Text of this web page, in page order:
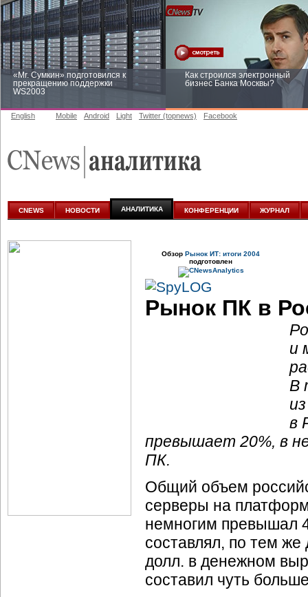
«Mr. Сумкин» подготовился к
прекращению поддержки
WS2003
Как строился электронный
бизнес Банка Москвы?
аналитике
English Mobile Android Light Twitter (topnews) Facebook
CNEWS НОВОСТИ АНАЛИТИКА КОНФЕРЕНЦИИ ЖУРНАЛ
Обзор Рынок ИТ: итоги 2004
подготовлен
Рынок ПК в
и
В
в
превышает 20%, в
ПК.
Общий объем
серверы на
немногим превышал
составлял, по тем
долл. в денежном
составил чуть